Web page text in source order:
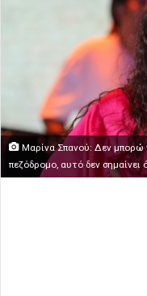
Μαρίνα Σπανού: Δεν μπορώ
πεζόδρομο, αυτό δεν